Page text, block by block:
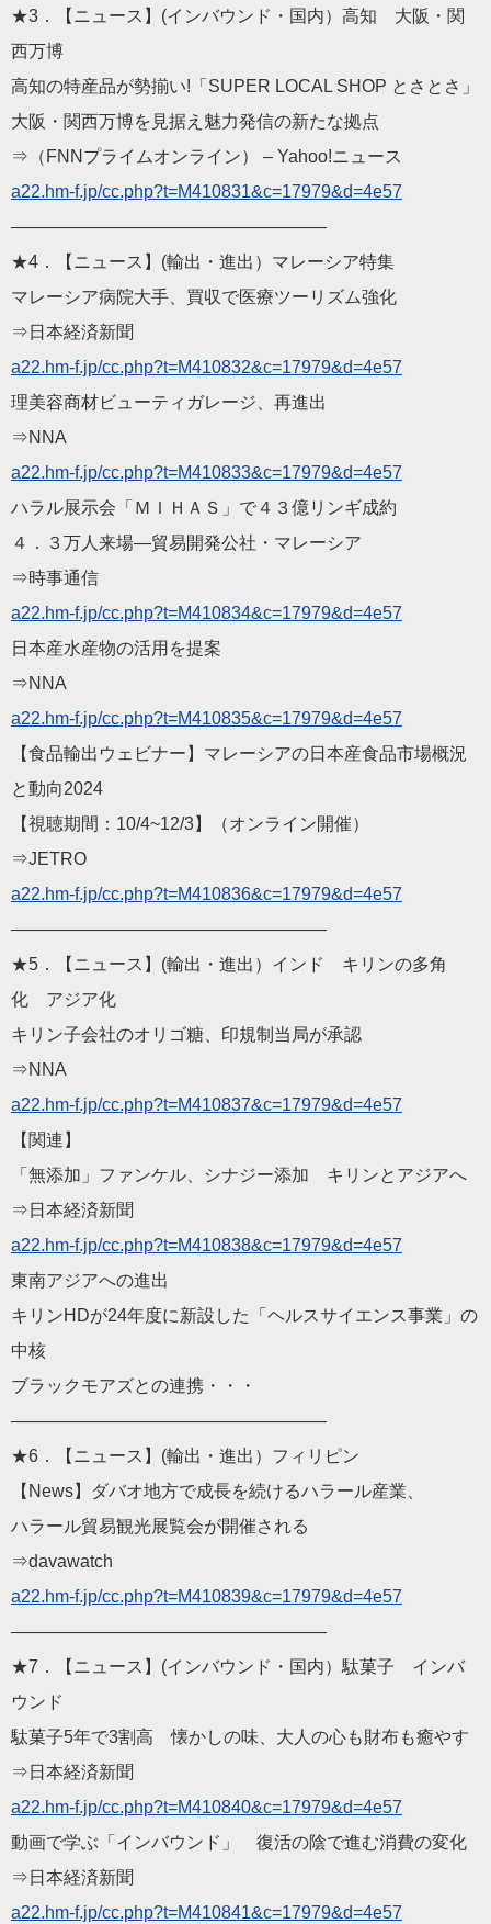
★3．【ニュース】(インバウンド・国内）高知 大阪・関
西万博
高知の特産品が勢揃い!「SUPER LOCAL SHOP とさとさ」
大阪・関西万博を見据え魅力発信の新たな拠点
⇒（FNNプライムオンライン） – Yahoo!ニュース
a22.hm-f.jp/cc.php?t=M410831&c=17979&d=4e57
——————————————————
★4．【ニュース】(輸出・進出）マレーシア特集
マレーシア病院大手、買収で医療ツーリズム強化
⇒日本経済新聞
a22.hm-f.jp/cc.php?t=M410832&c=17979&d=4e57
理美容商材ビューティガレージ、再進出
⇒NNA
a22.hm-f.jp/cc.php?t=M410833&c=17979&d=4e57
ハラル展示会「ＭＩＨＡＳ」で４３億リンギ成約
４．３万人来場―貿易開発公社・マレーシア
⇒時事通信
a22.hm-f.jp/cc.php?t=M410834&c=17979&d=4e57
日本産水産物の活用を提案
⇒NNA
a22.hm-f.jp/cc.php?t=M410835&c=17979&d=4e57
【食品輸出ウェビナー】マレーシアの日本産食品市場概況
と動向2024
【視聴期間：10/4~12/3】（オンライン開催）
⇒JETRO
a22.hm-f.jp/cc.php?t=M410836&c=17979&d=4e57
——————————————————
★5．【ニュース】(輸出・進出）インド キリンの多角
化 アジア化
キリン子会社のオリゴ糖、印規制当局が承認
⇒NNA
a22.hm-f.jp/cc.php?t=M410837&c=17979&d=4e57
【関連】
「無添加」ファンケル、シナジー添加 キリンとアジアへ
⇒日本経済新聞
a22.hm-f.jp/cc.php?t=M410838&c=17979&d=4e57
東南アジアへの進出
キリンHDが24年度に新設した「ヘルスサイエンス事業」の
中核
ブラックモアズとの連携・・・
——————————————————
★6．【ニュース】(輸出・進出）フィリピン
【News】ダバオ地方で成長を続けるハラール産業、
ハラール貿易観光展覧会が開催される
⇒davawatch
a22.hm-f.jp/cc.php?t=M410839&c=17979&d=4e57
——————————————————
★7．【ニュース】(インバウンド・国内）駄菓子 インバ
ウンド
駄菓子5年で3割高 懐かしの味、大人の心も財布も癒やす
⇒日本経済新聞
a22.hm-f.jp/cc.php?t=M410840&c=17979&d=4e57
動画で学ぶ「インバウンド」 復活の陰で進む消費の変化
⇒日本経済新聞
a22.hm-f.jp/cc.php?t=M410841&c=17979&d=4e57